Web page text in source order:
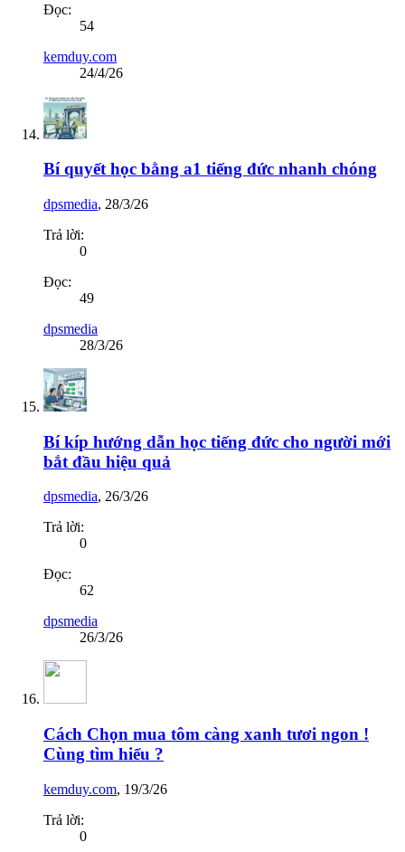
Đọc:
54
kemduy.com
24/4/26
Bí quyết học bằng a1 tiếng đức nhanh chóng
dpsmedia, 28/3/26
Trả lời:
0
Đọc:
49
dpsmedia
28/3/26
Bí kíp hướng dẫn học tiếng đức cho người mới
bắt đầu hiệu quả
dpsmedia, 26/3/26
Trả lời:
0
Đọc:
62
dpsmedia
26/3/26
Cách Chọn mua tôm càng xanh tươi ngon !
Cùng tìm hiểu ?
kemduy.com, 19/3/26
Trả lời:
0